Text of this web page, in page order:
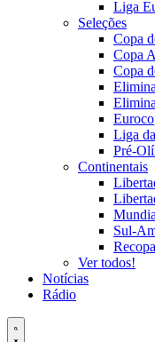
Liga
Seleções
Copa
Copa
Copa
Liga
Pré-
Continentais
Sul-
Recopa
Ver todos!
Notícias
Rádio